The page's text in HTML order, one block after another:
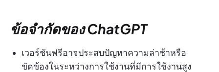
ข้อจำกัดของ ChatGPT
เวอร์ชันฟรีอาจประสบปัญหาความล่าช้าหรือ
ขัดข้องในระหว่างการใช้งานที่มีการใช้งานสูง